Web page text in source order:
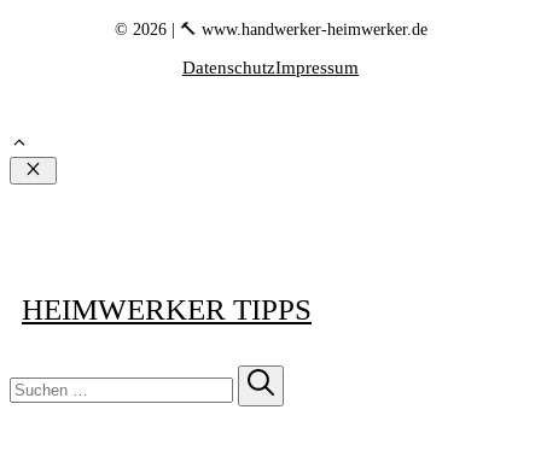
© 2026 | 🔨 www.handwerker-heimwerker.de
DatenschutzImpressum
Schließen
HEIMWERKER TIPPS
Suchen
nach: